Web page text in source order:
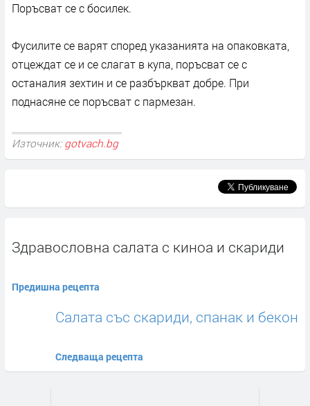
Поръсват се с босилек.
Фусилите се варят според указанията на опаковката,
отцеждат се и се слагат в купа, поръсват се с
останалия зехтин и се разбъркват добре. При
поднасяне се поръсват с пармезан.
Източник: gotvach.bg
Здравословна салата с киноа и скариди
Предишна рецепта
Салата със скариди, спанак и бекон
Следваща рецепта